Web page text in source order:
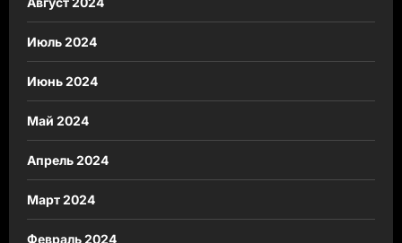
Июль 2024
Июнь 2024
Май 2024
Апрель 2024
Март 2024
Февраль 2024